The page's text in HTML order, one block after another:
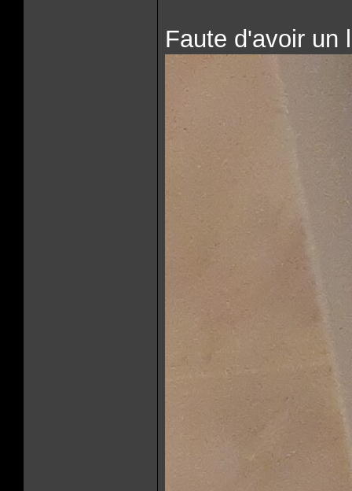
Faute d'avoir un